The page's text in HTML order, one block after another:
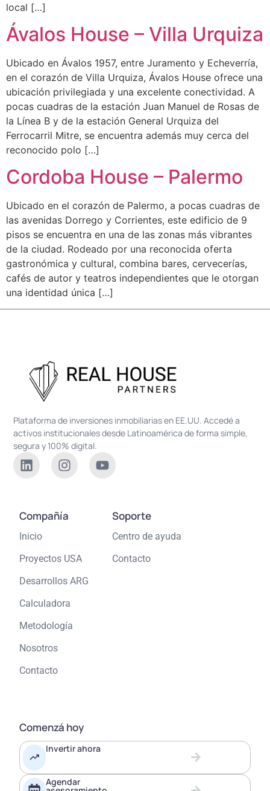
local […]
Ávalos House – Villa Urquiza
Ubicado en Ávalos 1957, entre Juramento y Echeverría,
en el corazón de Villa Urquiza, Ávalos House ofrece una
ubicación privilegiada y una excelente conectividad. A
pocas cuadras de la estación Juan Manuel de Rosas de
la Línea B y de la estación General Urquiza del
Ferrocarril Mitre, se encuentra además muy cerca del
reconocido polo […]
Cordoba House – Palermo
Ubicado en el corazón de Palermo, a pocas cuadras de
las avenidas Dorrego y Corrientes, este edificio de 9
pisos se encuentra en una de las zonas más vibrantes
de la ciudad. Rodeado por una reconocida oferta
gastronómica y cultural, combina bares, cervecerías,
cafés de autor y teatros independientes que le otorgan
una identidad única […]
Plataforma de inversiones inmobiliarias en EE.UU. Accedé a
activos institucionales desde Latinoamérica de forma simple,
segura y 100% digital.
Compañía
Inicio
Proyectos USA
Desarrollos ARG
Calculadora
Metodología
Nosotros
Contacto
Soporte
Centro de ayuda
Contacto
Comenzá hoy
Invertir ahora
Agendar